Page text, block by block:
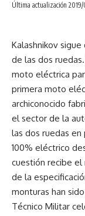
Última actualización
Kalashnikov
de las dos
moto eléctrica
primera moto
archiconocido
el sector de la
las dos ruedas en
100% eléctrico
cuestión recibe el
de la
monturas han
Técnico Militar